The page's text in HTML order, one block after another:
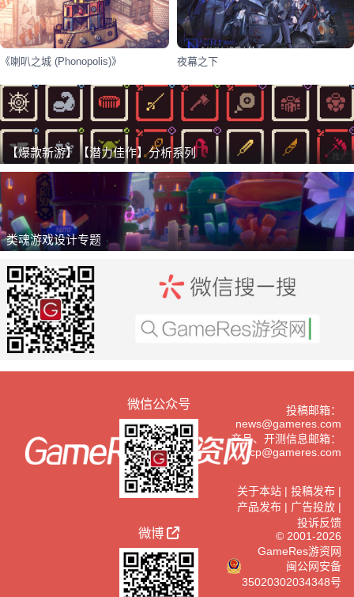
《喇叭之城 (Phonopolis)》 夜幕之下
【爆款新游】【潜力佳作】分析系列 推广
类魂游戏设计专题 推广
微信公众号
微博
投稿邮箱：
news@gameres.com
产品、开测信息邮箱：
cp@gameres.com
关于本站| 投稿发布|
产品发布| 广告投放|
投诉反馈
© 2001-2026
GameRes游资网
闽公网安备
35020302034348号